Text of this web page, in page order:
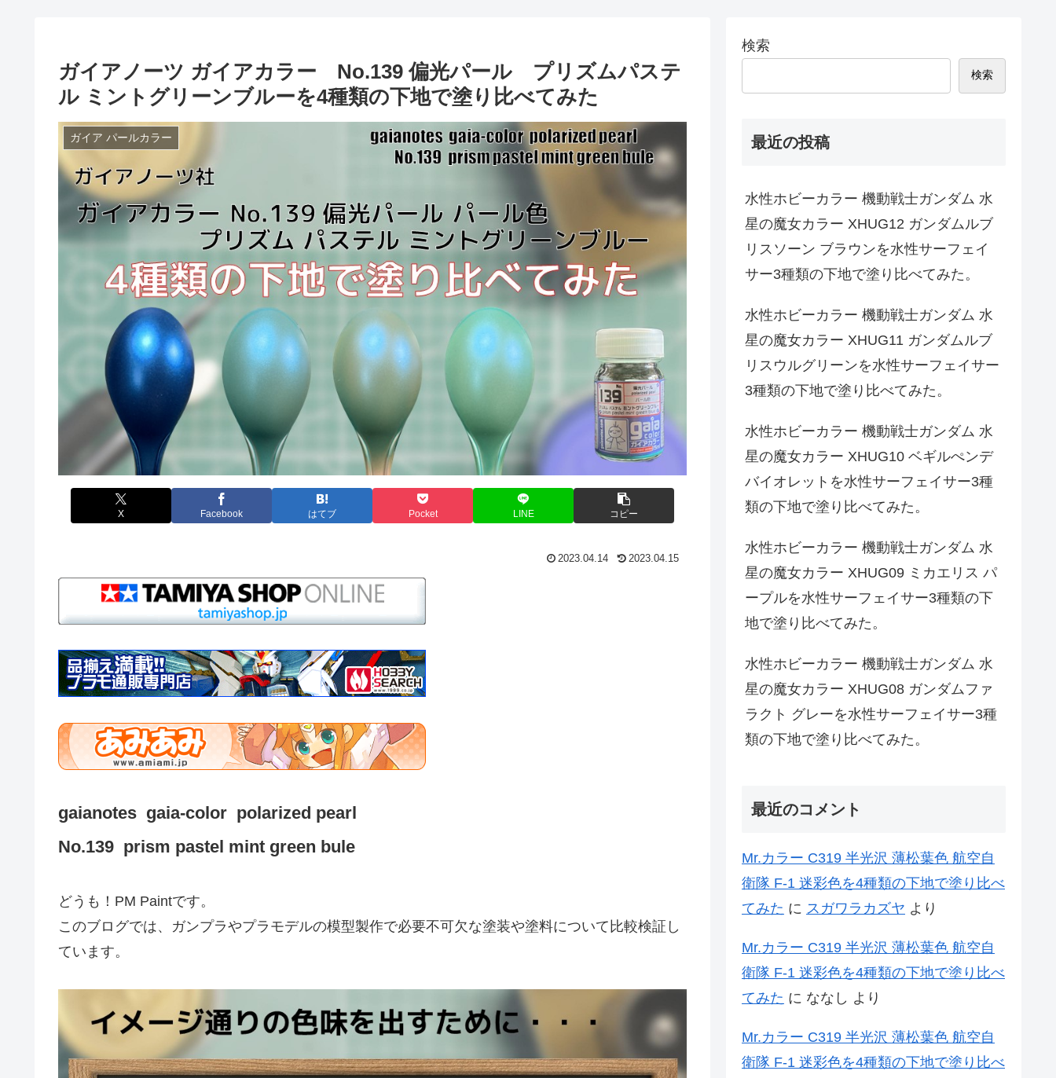
ガイアノーツ ガイアカラー No.139 偏光パール プリズムパステ
ル ミントグリーンブルーを4種類の下地で塗り比べてみた
ガイア パールカラー
X Facebook はてブ Pocket LINE コピー
2023.04.14 2023.04.15
gaianotes gaia-color polarized pearl
No.139 prism pastel mint green bule
どうも！PM Paintです。
このブログでは、ガンプラやプラモデルの模型製作で必要不可欠な塗装や塗料について比較検証し
ています。
検索
検索
最近の投稿
水性ホビーカラー 機動戦士ガンダム 水
星の魔女カラー XHUG12 ガンダムルブ
リスソーン ブラウンを水性サーフェイ
サー3種類の下地で塗り比べてみた。
水性ホビーカラー 機動戦士ガンダム 水
星の魔女カラー XHUG11 ガンダムルブ
リスウルグリーンを水性サーフェイサー
3種類の下地で塗り比べてみた。
水性ホビーカラー 機動戦士ガンダム 水
星の魔女カラー XHUG10 ベギルぺンデ
バイオレットを水性サーフェイサー3種
類の下地で塗り比べてみた。
水性ホビーカラー 機動戦士ガンダム 水
星の魔女カラー XHUG09 ミカエリス パ
ープルを水性サーフェイサー3種類の下
地で塗り比べてみた。
水性ホビーカラー 機動戦士ガンダム 水
星の魔女カラー XHUG08 ガンダムファ
ラクト グレーを水性サーフェイサー3種
類の下地で塗り比べてみた。
最近のコメント
Mr.カラー C319 半光沢 薄松葉色 航空自
衛隊 F-1 迷彩色を4種類の下地で塗り比べ
てみた に スガワラカズヤ より
Mr.カラー C319 半光沢 薄松葉色 航空自
衛隊 F-1 迷彩色を4種類の下地で塗り比べ
てみた に ななし より
Mr.カラー C319 半光沢 薄松葉色 航空自
衛隊 F-1 迷彩色を4種類の下地で塗り比べ